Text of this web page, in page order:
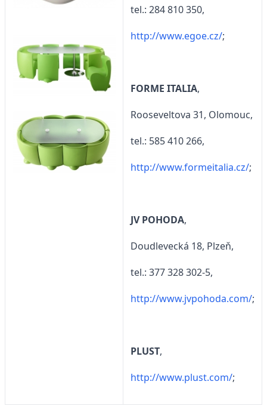
tel.: 284 810 350,
http://www.egoe.cz/;
FORME ITALIA,
Rooseveltova 31, Olomouc,
tel.: 585 410 266,
http://www.formeitalia.cz/;
JV POHODA,
Doudlevecká 18, Plzeň,
tel.: 377 328 302-5,
http://www.jvpohoda.com/;
PLUST,
http://www.plust.com/;